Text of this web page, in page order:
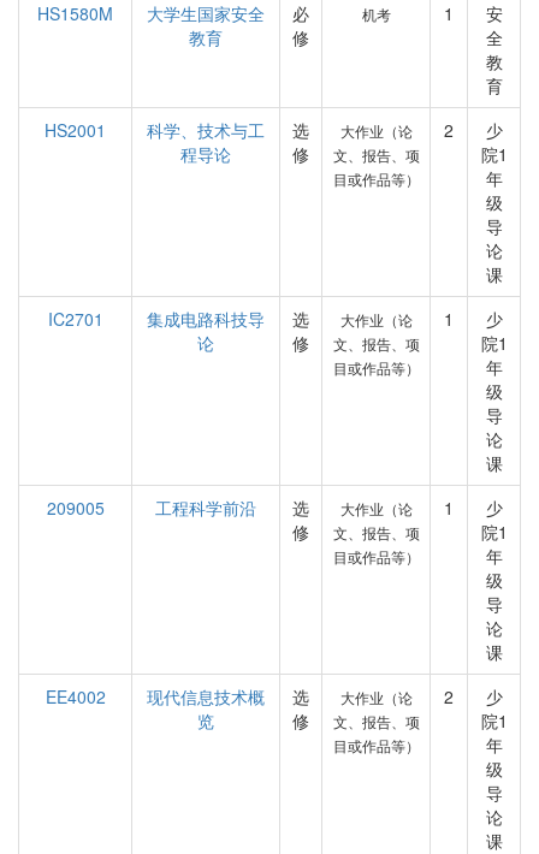
HS1580M
大学生国家安全
教育
必
修
机考 1
安
全
教
育
HS2001
科学、技术与工
程导论
选
修
大作业（论
文、报告、项
目或作品等）
2
少
院1
年
级
导
论
课
IC2701
集成电路科技导
论
选
修
大作业（论
文、报告、项
目或作品等）
1
少
院1
年
级
导
论
课
209005
工程科学前沿
选
修
大作业（论
文、报告、项
目或作品等）
1
少
院1
年
级
导
论
课
EE4002
现代信息技术概
览
选
修
大作业（论
文、报告、项
目或作品等）
2
少
院1
年
级
导
论
课